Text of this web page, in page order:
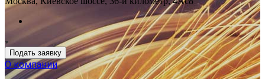
Подать заявку
О компании